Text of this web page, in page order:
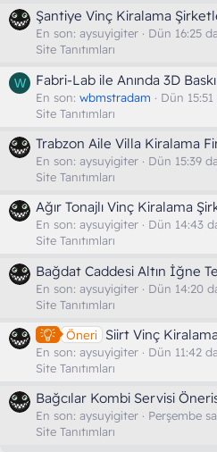
Şantiye Vinç Kiralama
En son: aysuyigiter
Dün 16:25 da
Site Tanıtımları
W Fabri-Lab ile Anında 3D
En son: wbmstradam
Dün 15:51
Site Tanıtımları
Trabzon Aile Villa Kiralama
En son: aysuyigiter
Dün 15:39 da
Site Tanıtımları
Ağır Tonajlı Vinç Kiralama
En son: aysuyigiter
Dün 14:43
Site Tanıtımları
Bağdat Caddesi Altın İğne
En son: aysuyigiter
Dün 14:20
Site Tanıtımları
Öneri Siirt Vinç
En son: aysuyigiter
Dün 11:42 da
Site Tanıtımları
Bağcılar Kombi Servisi
En son: aysuyigiter
Perşembe
Site Tanıtımları